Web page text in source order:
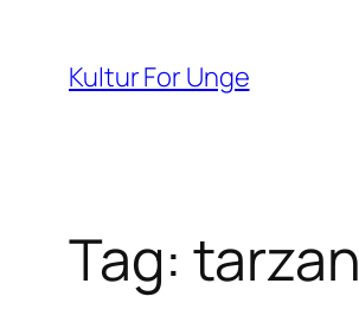
indhold
Kultur For Unge
Tag: tarzan